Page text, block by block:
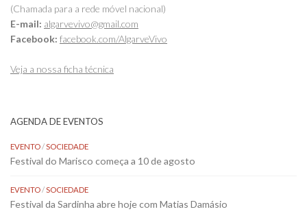
(Chamada para a rede móvel nacional)
E-mail: algarvevivo@gmail.com
Facebook: facebook.com/AlgarveVivo
Veja a nossa ficha técnica
AGENDA DE EVENTOS
EVENTO/SOCIEDADE
Festival do Marisco começa a 10 de agosto
EVENTO/SOCIEDADE
Festival da Sardinha abre hoje com Matias Damásio